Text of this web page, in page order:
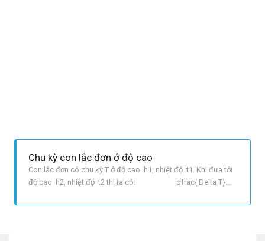
Chu kỳ con lắc đơn ở độ cao
Con lắc đơn có chu kỳ T ở độ cao h1, nhiệt độ t1. Khi đưa tới
độ cao h2, nhiệt độ t2 thì ta có: dfrac{ Delta T}
km là bán kính trái đất, lambda là hệ số nở dài của thanh con